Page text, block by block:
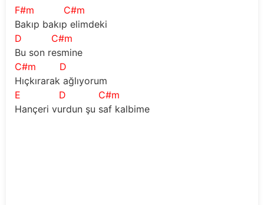
F#m
C#m
Bakıp bakıp elimdeki
D
C#m
Bu son resmine
C#m
D
Hıçkırarak ağlıyorum
E
D
C#m
Hançeri vurdun şu saf kalbime